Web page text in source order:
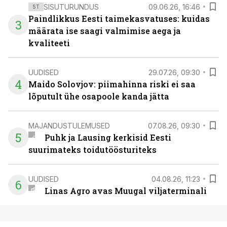
3
ST SISUTURUNDUS 09.06.26, 16:46
Paindlikkus Eesti taimekasvatuses: kuidas
määrata ise saagi valmimise aega ja
kvaliteeti
4
UUDISED 29.07.26, 09:30
Maido Solovjov: piimahinna riski ei saa
lõputult ühe osapoole kanda jätta
5
MAJANDUSTULEMUSED 07.08.26, 09:30
Puhk ja Lausing kerkisid Eesti
suurimateks toidutöösturiteks
6 UUDISED 04.08.26, 11:23
Linas Agro avas Muugal viljaterminali